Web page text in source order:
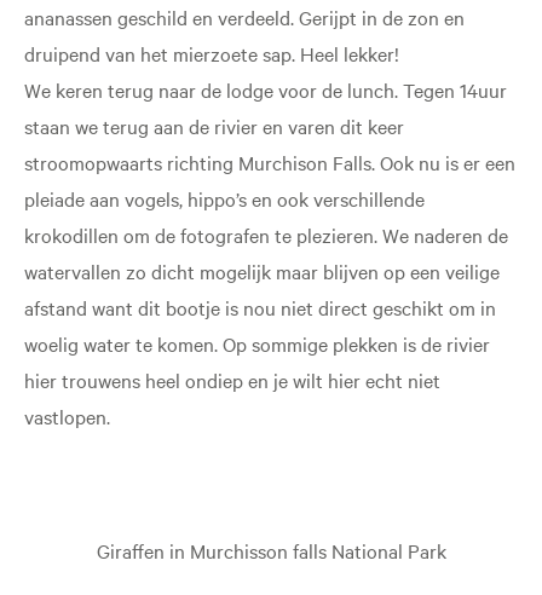
ananassen geschild en verdeeld. Gerijpt in de zon en
druipend van het mierzoete sap. Heel lekker!
We keren terug naar de lodge voor de lunch. Tegen 14uur
staan we terug aan de rivier en varen dit keer
stroomopwaarts richting Murchison Falls. Ook nu is er een
pleiade aan vogels, hippo’s en ook verschillende
krokodillen om de fotografen te plezieren. We naderen de
watervallen zo dicht mogelijk maar blijven op een veilige
afstand want dit bootje is nou niet direct geschikt om in
woelig water te komen. Op sommige plekken is de rivier
hier trouwens heel ondiep en je wilt hier echt niet
vastlopen.
Giraffen in Murchisson falls National Park